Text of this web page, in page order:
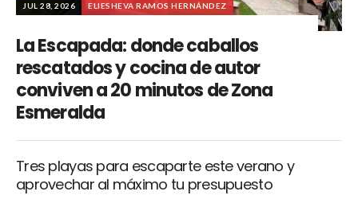
JUL 28, 2026 ELIESHEVA RAMOS HERNÁNDEZ
La Escapada: donde caballos
rescatados y cocina de autor
conviven a 20 minutos de Zona
Esmeralda
Tres playas para escaparte este verano y
aprovechar al máximo tu presupuesto